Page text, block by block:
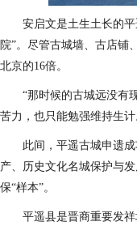
安启文是土生土长的
院”。尽管古城墙、古店铺
北京的16倍。
“那时候的古城远没有
苦力，也只能勉强维持生计
此间，平遥古城申遗
产、历史文化名城保护与
保“样本”。
平遥县是晋商重要发